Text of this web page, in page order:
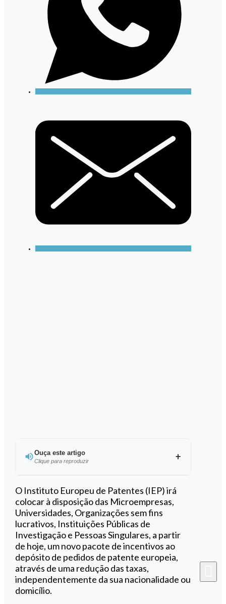
Ouça este artigo
Clique para reproduzir
Ouvir este artigo
O Instituto Europeu de Patentes (IEP) irá
colocar à disposição das Microempresas,
Universidades, Organizações sem fins
lucrativos, Instituições Públicas de
Investigação e Pessoas Singulares, a partir
de hoje, um novo pacote de incentivos ao
depósito de pedidos de patente europeia,
através de uma redução das taxas,
independentemente da sua nacionalidade ou
domicílio.